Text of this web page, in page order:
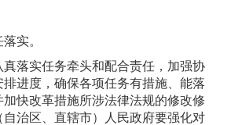
实。
落实任务牵头和配合责任，加强协
进度，确保各项任务有措施、能落
加快改革措施所涉法律法规的修改修
治区、直辖市）人民政府要强化对